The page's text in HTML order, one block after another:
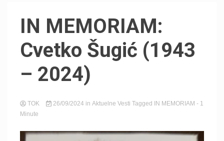
IN MEMORIAM:
Cvetko Šugić (1943
– 2024)
TOK 26/09/2024 in Aktuelne Vesti Tagged IN MEMORIAM - 1
Minute